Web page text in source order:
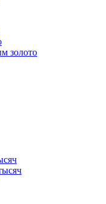
золото